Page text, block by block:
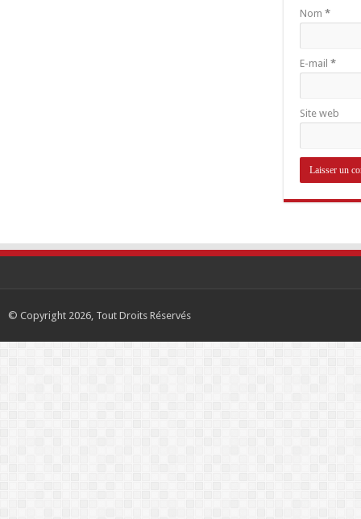
Nom *
E-mail *
Site web
© Copyright 2026, Tout Droits Réservés